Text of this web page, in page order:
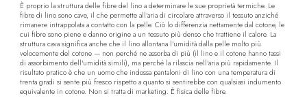
È proprio la struttura delle fibre del lino a determinare le sue proprietà termiche. Le
fibre di lino sono cave, il che permette all’aria di circolare attraverso il tessuto anziché
rimanere intrappolata a contatto con la pelle. Ciò lo differenzia nettamente dal cotone, le
cui fibre sono piene e danno origine a un tessuto più denso che trattiene il calore. La
struttura cava significa anche che il lino allontana l'umidità dalla pelle molto più
velocemente del cotone — non perché ne assorba di più (il lino e il cotone hanno tassi
di assorbimento dell'umidità simili), ma perché la rilascia nell'aria più rapidamente. Il
risultato pratico è che un uomo che indossa pantaloni di lino con una temperatura di
trenta gradi si sente più fresco rispetto a quanto si sentirebbe con qualsiasi indumento
equivalente in cotone. Non si tratta di marketing. È fisica delle fibre.